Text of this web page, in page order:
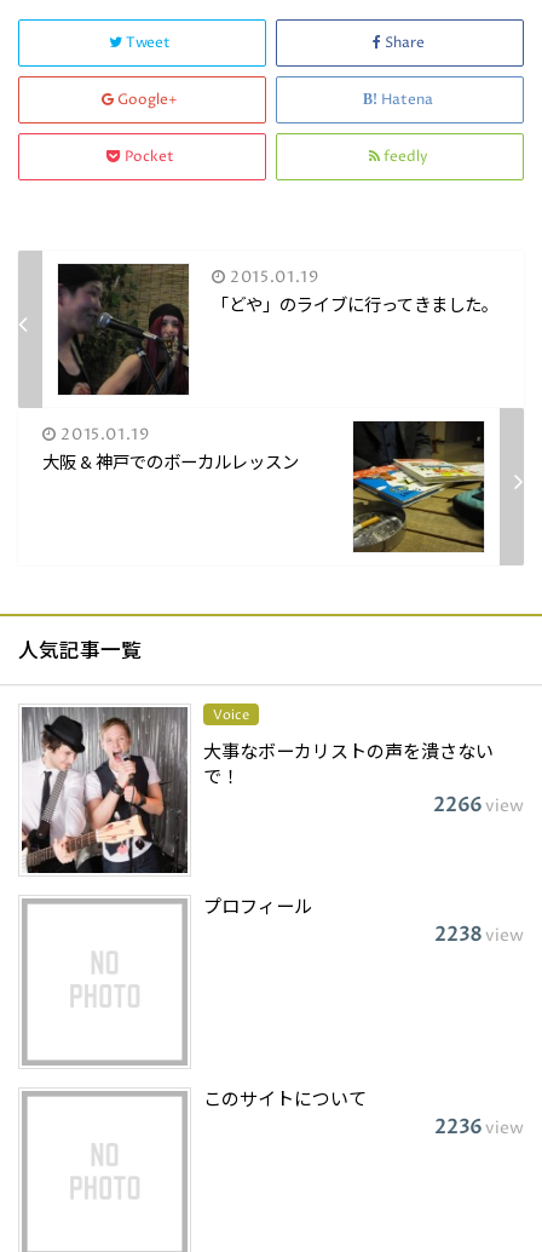
Tweet Share
Google+ Hatena
Pocket feedly
2015.01.19
「どや」のライブに行ってきました。
2015.01.19
大阪 & 神戸でのボーカルレッスン
人気記事一覧
Voice
大事なボーカリストの声を潰さない
で！
2266view
プロフィール
2238view
このサイトについて
2236view